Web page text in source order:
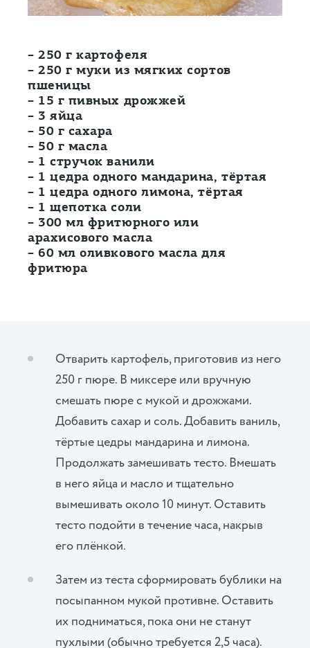
– 250 г картофеля
– 250 г муки из мягких сортов
пшеницы
– 15 г пивных дрожжей
– 3 яйца
– 50 г сахара
– 50 г масла
– 1 стручок ванили
– 1 цедра одного мандарина, тёртая
– 1 цедра одного лимона, тёртая
– 1 щепотка соли
– 300 мл фритюрного или
арахисового масла
– 60 мл оливкового масла для
фритюра
Отварить картофель, приготовив из него
250 г пюре. В миксере или вручную
смешать пюре с мукой и дрожжами.
Добавить сахар и соль. Добавить ваниль,
тёртые цедры мандарина и лимона.
Продолжать замешивать тесто. Вмешать
в него яйца и масло и тщательно
вымешивать около 10 минут. Оставить
тесто подойти в течение часа, накрыв
его плёнкой.
Затем из теста сформировать бублики на
посыпанном мукой противне. Оставить
их подниматься, пока они не станут
пухлыми (обычно требуется 2,5 часа).